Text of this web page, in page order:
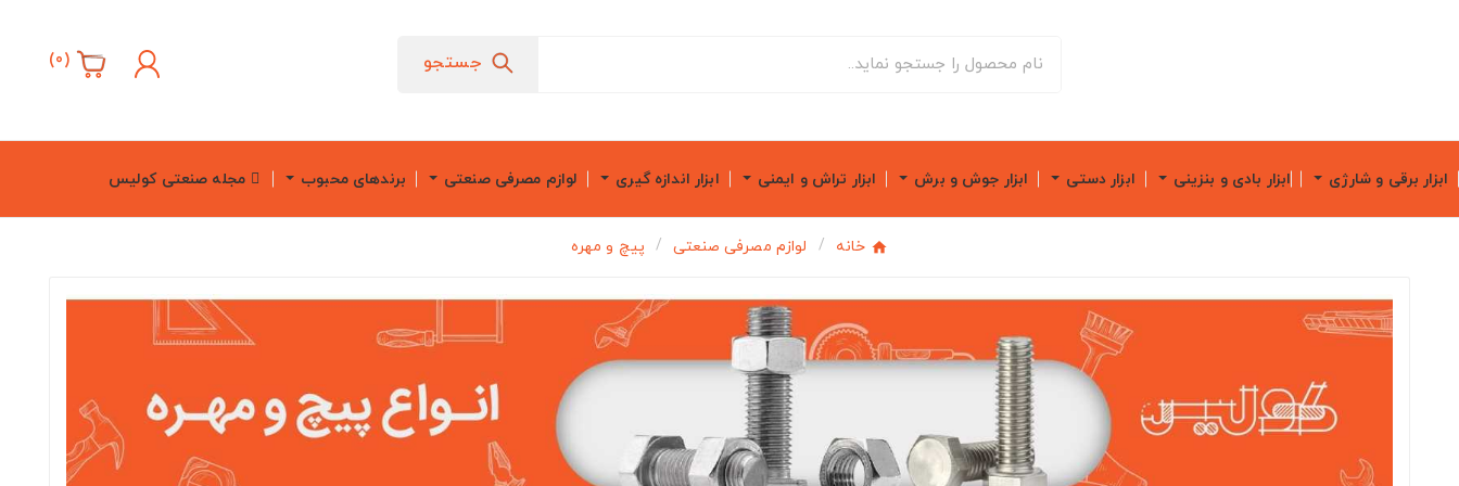
جستجو (
0
)
ابزار برقی و شارژی ابزار بادی و بنزینی ابزار دستی ابزار جوش و برش ابزار تراش و ایمنی ابزار اندازه گیری لوازم مصرفی صنعتی برندهای محبوب مجله صنعتی کولیس
خانه لوازم مصرفی صنعتی پیچ و مهره